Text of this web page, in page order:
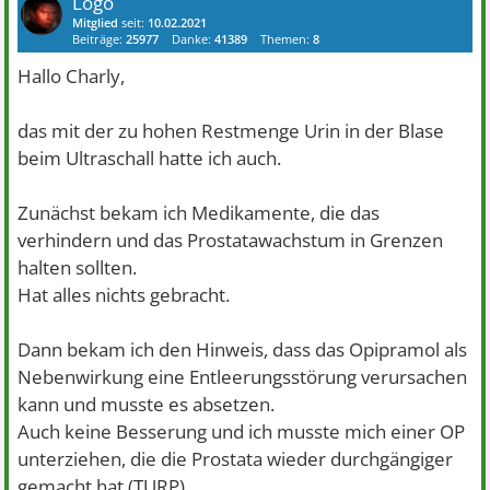
Mitglied seit: 10.02.2021
Beiträge:25977 Danke:41389 Themen:8
Hallo Charly,
das mit der zu hohen Restmenge Urin in der Blase
beim Ultraschall hatte ich auch.
Zunächst bekam ich Medikamente, die das
verhindern und das Prostatawachstum in Grenzen
halten sollten.
Hat alles nichts gebracht.
Dann bekam ich den Hinweis, dass das Opipramol als
Nebenwirkung eine Entleerungsstörung verursachen
kann und musste es absetzen.
Auch keine Besserung und ich musste mich einer OP
unterziehen, die die Prostata wieder durchgängiger